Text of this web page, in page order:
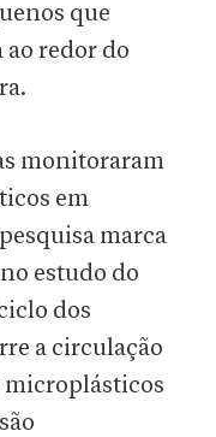
que
ao redor do
monitoraram
em
marca
estudo do
dos
a circulação
microplásticos